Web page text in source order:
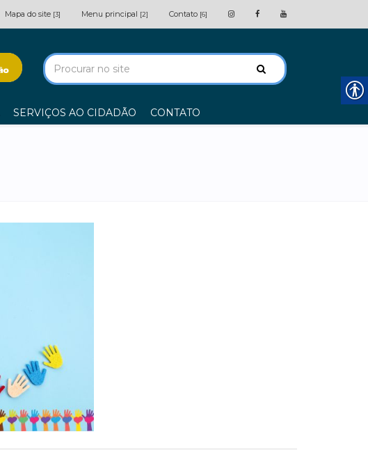
Mapa do site [3] Menu principal [2] Contato [6]
SERVIÇOS AO CIDADÃO CONTATO